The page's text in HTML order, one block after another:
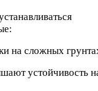
на сложных
устойчивость